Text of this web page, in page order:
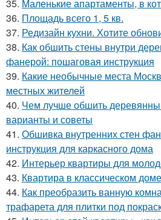
35. Маленькие апартаменты, в
36. Площадь всего 1, 5 кв.
37. Редизайн кухни. Хотите
38. Как обшить стены внутри
фанерой: пошаговая инструкция
39. Какие необычные места
местных жителей
40. Чем лучше обшить
варианты и советы
41. Обшивка внутренних стен
инструкция для каркасного дома
42. Интерьер квартиры для
43. Квартира в классическом
44. Как преобразить ванную
трафарета для плитки под